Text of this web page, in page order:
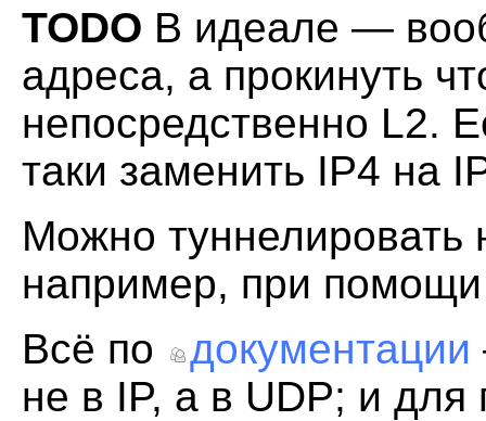
TODO В идеале —
адреса, а прокинуть
непосредственно L2.
таки заменить IP4 на
Можно туннелировать
например, при
Всё по
документации
не в IP, а в UDP; и